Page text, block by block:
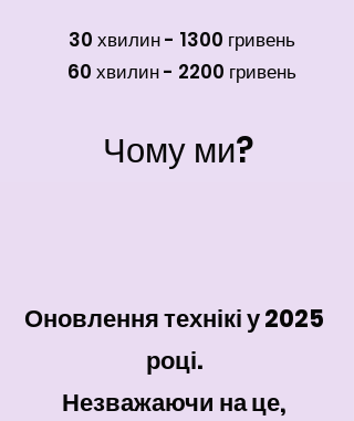
30 хвилин - 1300 гривень
60 хвилин - 2200 гривень
Чому ми?
Оновлення технікі у 2025
році.
Незважаючи на це,